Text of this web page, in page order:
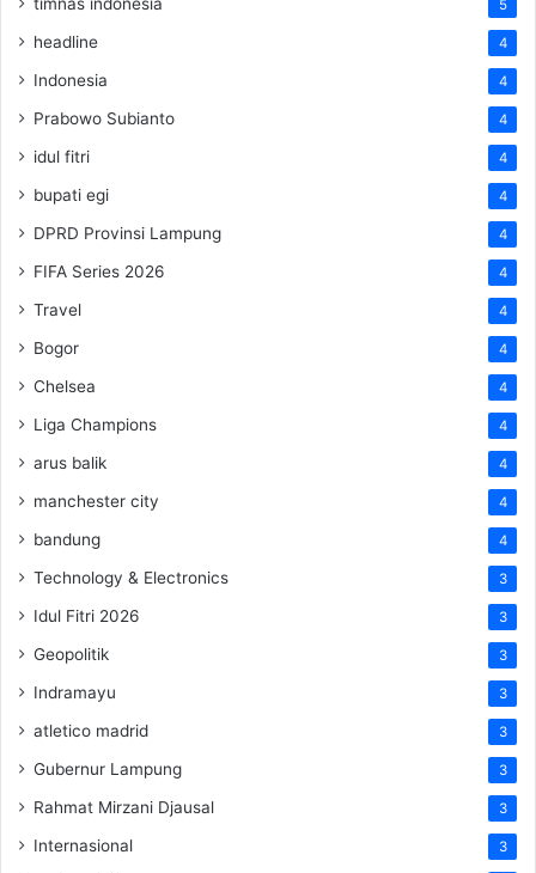
timnas indonesia 5
headline 4
Indonesia 4
Prabowo Subianto 4
idul fitri 4
bupati egi 4
DPRD Provinsi Lampung 4
FIFA Series 2026 4
Travel 4
Bogor 4
Chelsea 4
Liga Champions 4
arus balik 4
manchester city 4
bandung 4
Technology & Electronics 3
Idul Fitri 2026 3
Geopolitik 3
Indramayu 3
atletico madrid 3
Gubernur Lampung 3
Rahmat Mirzani Djausal 3
Internasional 3